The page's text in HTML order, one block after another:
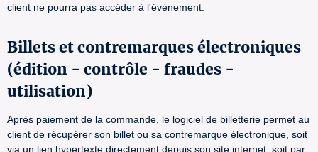
client ne pourra pas accéder à l'évènement.
Billets et contremarques électroniques
(édition - contrôle - fraudes -
utilisation)
Après paiement de la commande, le logiciel de billetterie permet au
client de récupérer son billet ou sa contremarque électronique, soit
via un lien hypertexte directement depuis son site internet, soit par